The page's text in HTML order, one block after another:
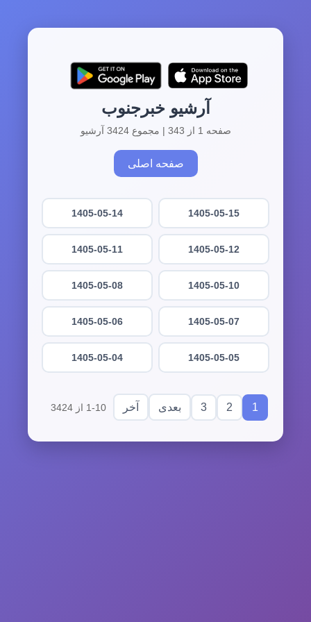
آرشیو خبرجنوب
صفحه 1 از 343 | مجموع 3424 آرشیو
صفحه اصلی
1405-05-15
1405-05-14
1405-05-12
1405-05-11
1405-05-10
1405-05-08
1405-05-07
1405-05-06
1405-05-05
1405-05-04
1
2
3 بعدی آخر 1-10 از 3424